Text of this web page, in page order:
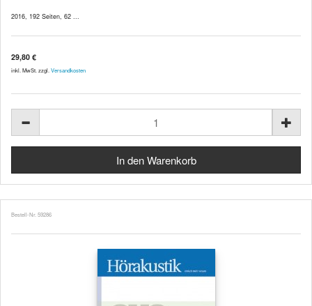
2016, 192 Seiten, 62 ...
29,80 €
inkl. MwSt. zzgl. Versandkosten
Bestell-Nr. 59286